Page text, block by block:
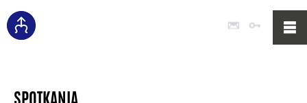
Poczta